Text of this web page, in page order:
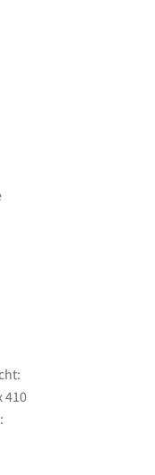
410